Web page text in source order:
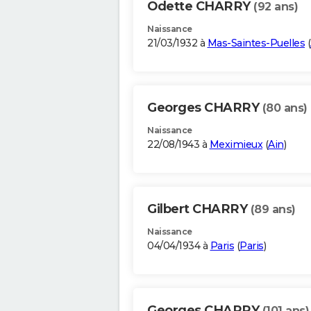
Odette CHARRY (92 ans)
Naissance
21/03/1932 à Mas-Saintes-Puelles (
Georges CHARRY (80 ans)
Naissance
22/08/1943 à Meximieux(Ain)
Gilbert CHARRY (89 ans)
Naissance
04/04/1934 à Paris (Paris)